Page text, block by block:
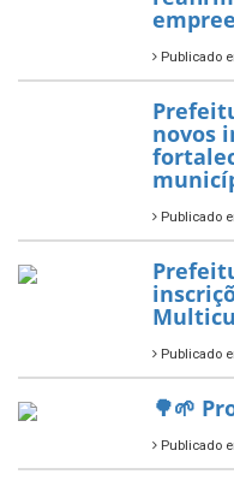
7 de
—
7 de
ÚLTIMAS NOTÍCIAS
Publicado